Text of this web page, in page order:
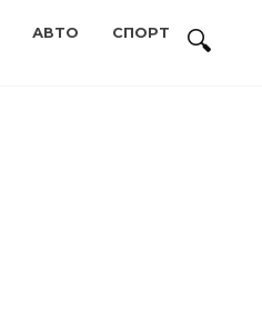
АВТО СПОРТ